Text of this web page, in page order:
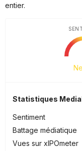
entier.
Statistiques
Sentiment
Battage médiatique
Vues sur xIPOmeter